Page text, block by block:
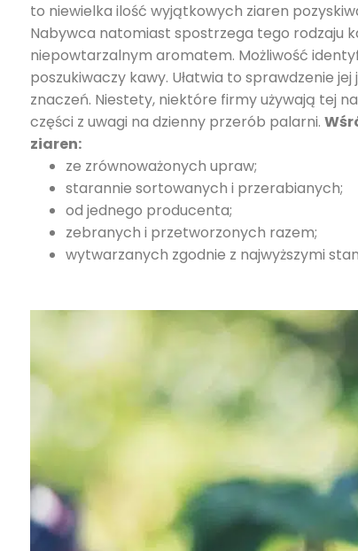
to niewielka ilość wyjątkowych ziaren
Nabywca natomiast spostrzega tego rodzaju
niepowtarzalnym aromatem. Możliwość
poszukiwaczy kawy. Ułatwia to sprawdzenie
znaczeń. Niestety, niektóre firmy używają tej
części z uwagi na dzienny przerób palarni.
ziaren:
ze zrównoważonych upraw;
starannie sortowanych i przerabianych;
od jednego producenta;
zebranych i przetworzonych razem;
wytwarzanych zgodnie z najwyższymi